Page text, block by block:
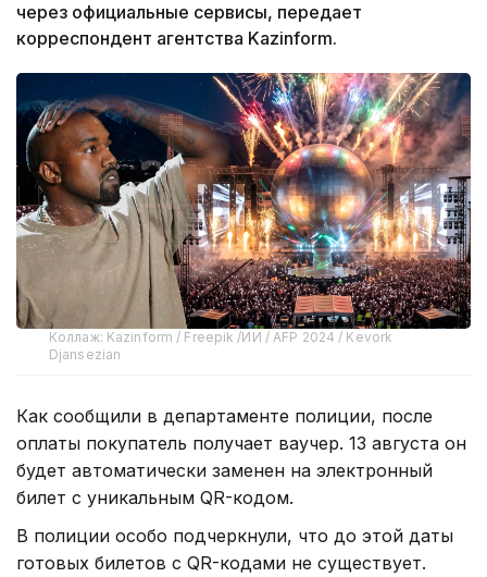
через официальные сервисы, передает
корреспондент агентства Kazinform.
Коллаж: Kazinform / Freepik /ИИ / AFP 2024 / Kevork
Djansezian
Как сообщили в департаменте полиции, после
оплаты покупатель получает ваучер. 13 августа он
будет автоматически заменен на электронный
билет с уникальным QR-кодом.
В полиции особо подчеркнули, что до этой даты
готовых билетов с QR-кодами не существует.